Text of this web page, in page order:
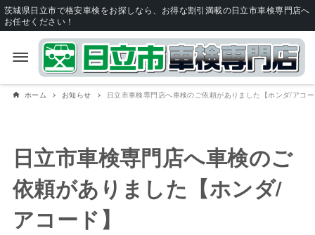
茨城県日立市で格安車検をお探しなら、お得な割引満載の日立市車検専門店へ
お任せください！
ホーム お知らせ 日立市車検専門店へ車検のご依頼がありました【ホンダ/アコ
日立市車検専門店へ車検のご
依頼がありました【ホンダ/
アコード】